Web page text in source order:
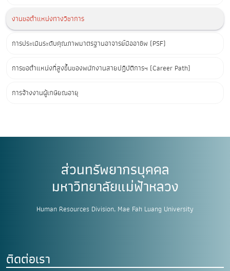
งานขอตำแหน่งทางวิชาการ
การประเมินระดับคุณภาพมาตรฐานอาจารย์มืออาชีพ (PSF)
การขอตำแหน่งที่สูงขึ้นของพนักงานสายปฏิบัติการฯ (Career Path)
การจ้างงานผู้เกษียณอายุ
ส่วนทรัพยากรบุคคล
มหาวิทยาลัยแม่ฟ้าหลวง
Human Resources Division, Mae Fah Luang University
ติดต่อเรา